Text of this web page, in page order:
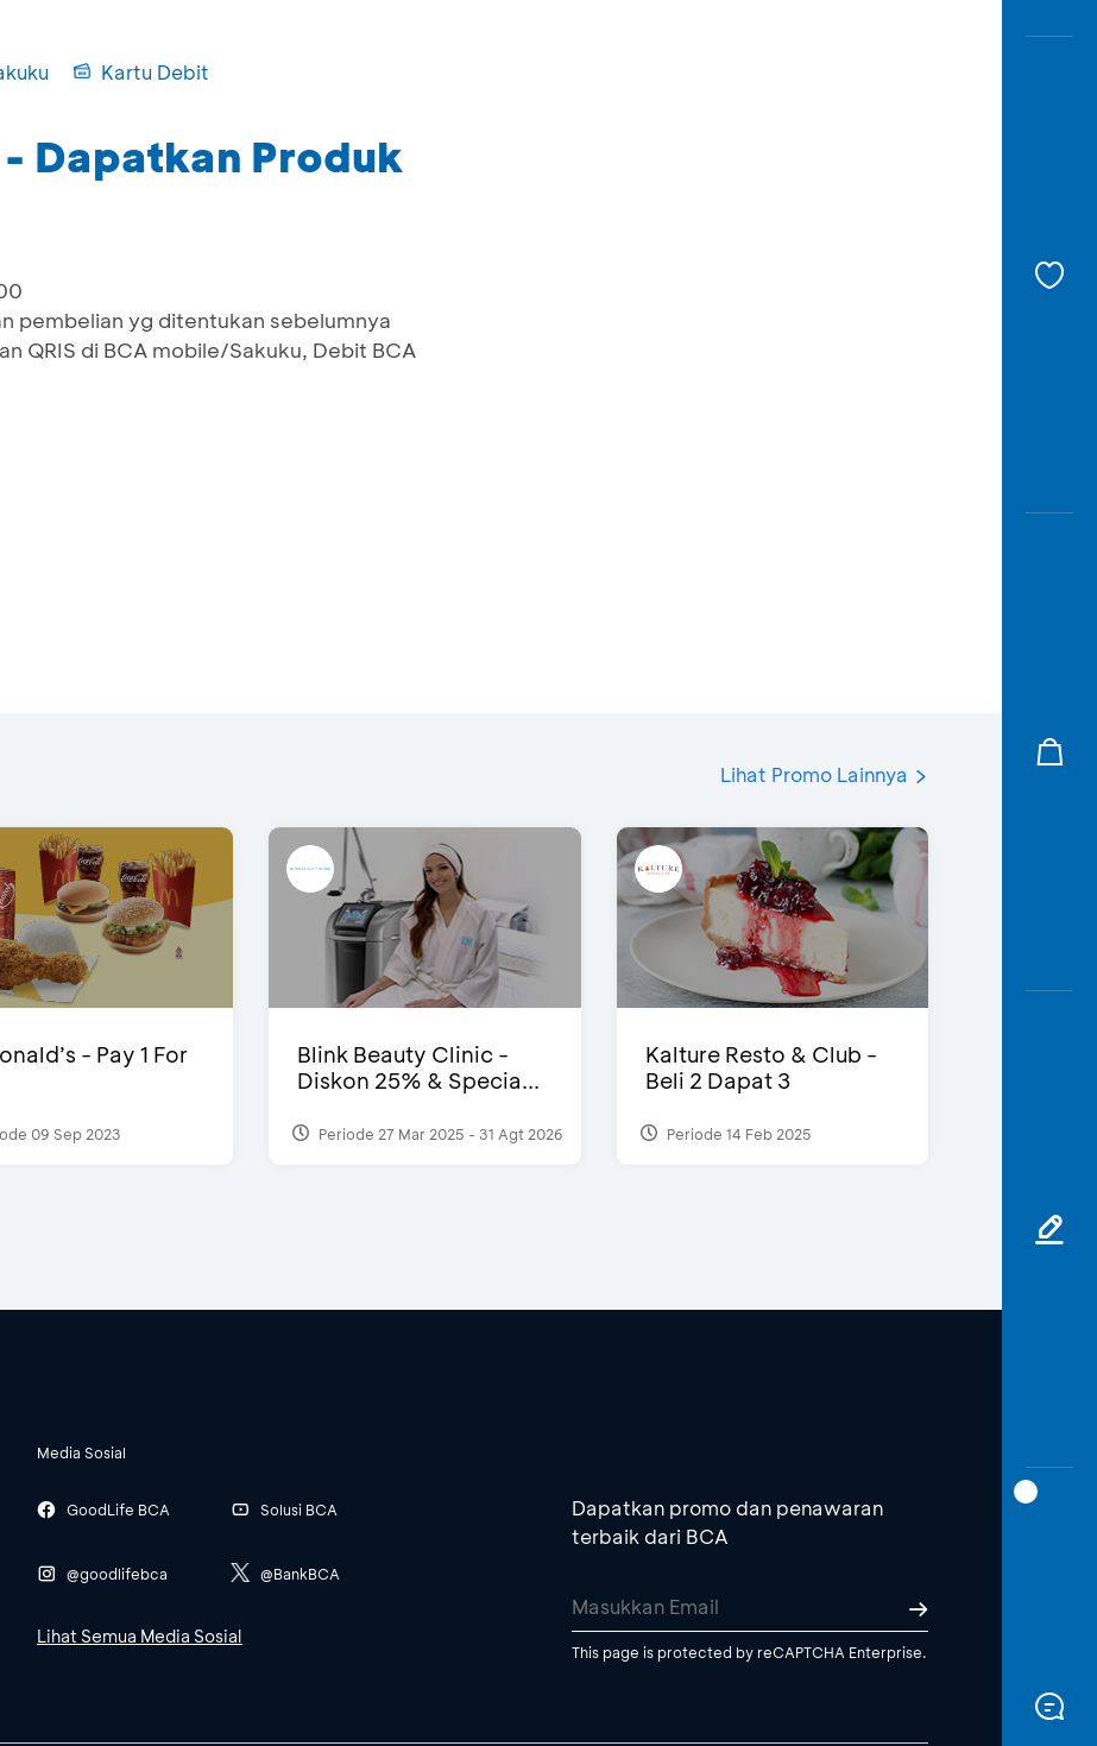
Kartu Debit
Dapatkan Produk
pembelian yg ditentukan sebelumnya
QRIS di BCA mobile/Sakuku, Debit BCA
Lihat Promo Lainnya
- Pay 1 For
09 Sep 2023
Blink Beauty Clinic -
Diskon 25% & Specia...
Periode 27 Mar 2025 - 31 Agt 2026
Kalture Resto & Club -
Beli 2 Dapat 3
Periode 14 Feb 2025
Media Sosial
GoodLife BCA
@goodlifebca
Solusi BCA
@BankBCA
Lihat Semua Media Sosial
Dapatkan promo dan penawaran
terbaik dari BCA
This page is protected by reCAPTCHA Enterprise.